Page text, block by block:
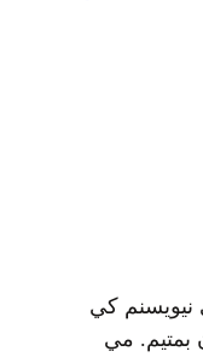
کي
بمتيم. مي